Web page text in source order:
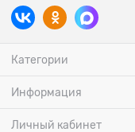
Категории
Информация
Личный кабинет